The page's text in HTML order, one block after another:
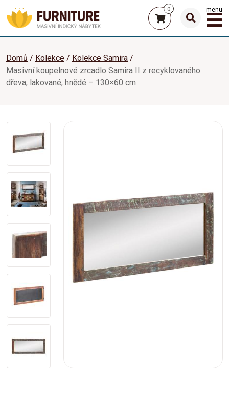
0 menu
Domů Kolekce
Kolekce Samira
Masivní koupelnové zrcadlo Samira II z recyklovaného
dřeva, lakované, hnědé – 130×60 cm